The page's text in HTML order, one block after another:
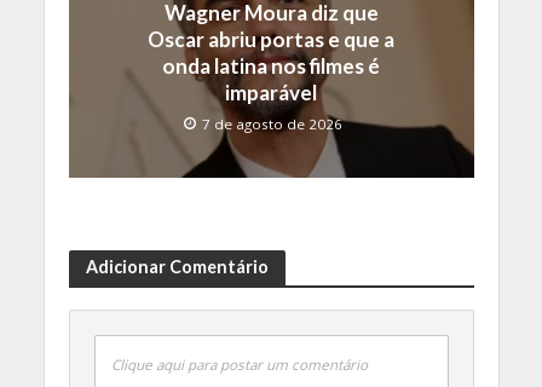
Wagner Moura diz que
Oscar abriu portas e que a
onda latina nos filmes é
imparável
7 de agosto de 2026
Adicionar Comentário
Clique aqui para postar um comentário